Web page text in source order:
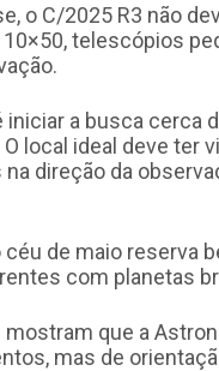
o C/2025 R3 não
telescópios
a busca cerca
local ideal deve ter
direção da
de maio reserva
com planetas
que a
mas de